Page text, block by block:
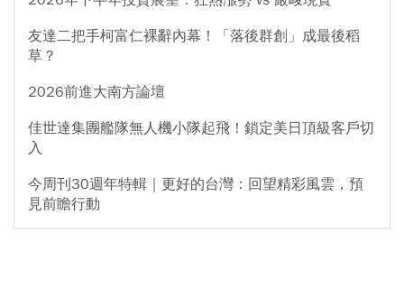
友達二把手柯富仁裸辭內幕！「落後群創」成最後稻
草？
2026前進大南方論壇
佳世達集團艦隊無人機小隊起飛！鎖定美日頂級客戶切
入
今周刊30週年特輯｜更好的台灣：回望精彩風雲，預
見前瞻行動